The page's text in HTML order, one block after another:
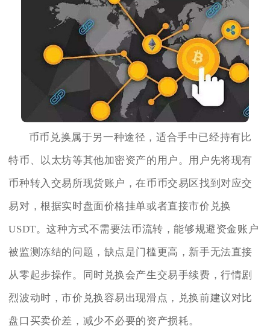
币币兑换属于另一种途径，适合手中已经持有比
特币、以太坊等其他加密资产的用户。用户先将现有
币种转入交易所现货账户，在币币交易区找到对应交
易对，根据实时盘面价格挂单或者直接市价兑换
USDT。这种方式不需要法币流转，能够规避资金账户
被监测冻结的问题，缺点是门槛更高，新手无法直接
从零起步操作。同时兑换会产生交易手续费，行情剧
烈波动时，市价兑换容易出现滑点，兑换前建议对比
盘口买卖价差，减少不必要的资产损耗。